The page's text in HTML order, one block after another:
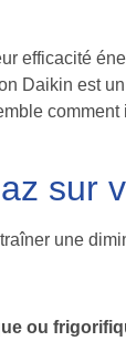
efficacité
Daikin est
sur
une
ou